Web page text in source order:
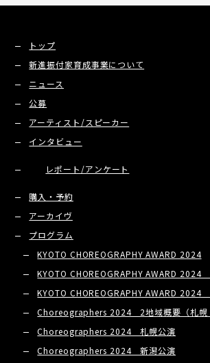
トップ
新進振付家育成事業について
ニュース
公募
アーティスト/スピーカー
インタビュー
レポート/アンケート
購入・予約
アーカイヴ
プログラム
KYOTO CHOREOGRAPHY AWARD 2024
KYOTO CHOREOGRAPHY AWARD
KYOTO CHOREOGRAPHY AWARD
Choreographers 2024 2地域概要（札幌
Choreographers 2024 札幌公演
Choreographers 2024 新潟公演